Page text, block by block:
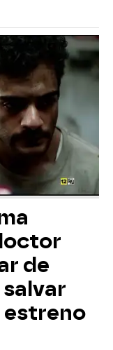
de
estreno